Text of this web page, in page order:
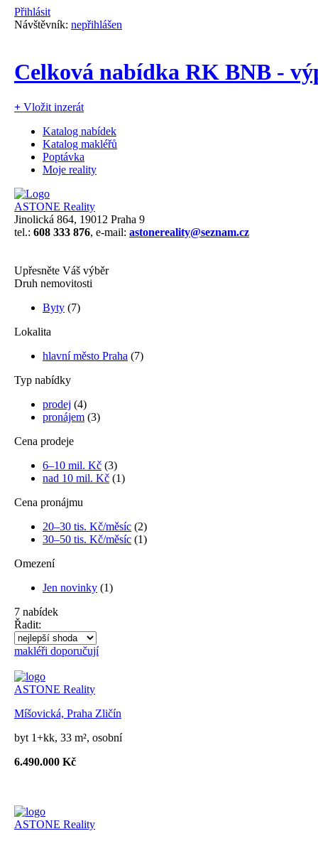
Přihlásit
Návštěvník: nepřihlášen
Celková nabídka RK BNB -
+ Vložit inzerát
Katalog nabídek
Katalog makléřů
Poptávka
Moje reality
ASTONE Reality
Jinolická 864, 19012 Praha 9
tel.: 608 333 876, e-mail: astonereality@seznam.cz
Upřesněte Váš výběr
Druh nemovitosti
Byty (7)
Lokalita
hlavní město Praha (7)
Typ nabídky
prodej (4)
pronájem (3)
Cena prodeje
6–10 mil. Kč (3)
nad 10 mil. Kč (1)
Cena pronájmu
20–30 tis. Kč/měsíc (2)
30–50 tis. Kč/měsíc (1)
Omezení
Jen novinky (1)
7 nabídek
Řadit:
makléři doporučují
ASTONE Reality
Míšovická, Praha Zličín
byt 1+kk, 33 m², osobní
6.490.000 Kč
ASTONE Reality